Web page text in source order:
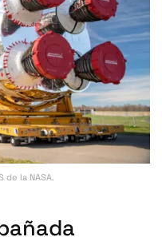
la NASA.